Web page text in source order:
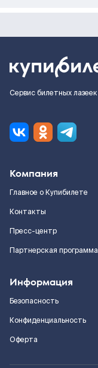
Сервис билетных лазеек
Компания
Главное о Купибилете
Контакты
Пресс-центр
Партнерская программа
Информация
Безопасность
Конфиденциальность
Оферта